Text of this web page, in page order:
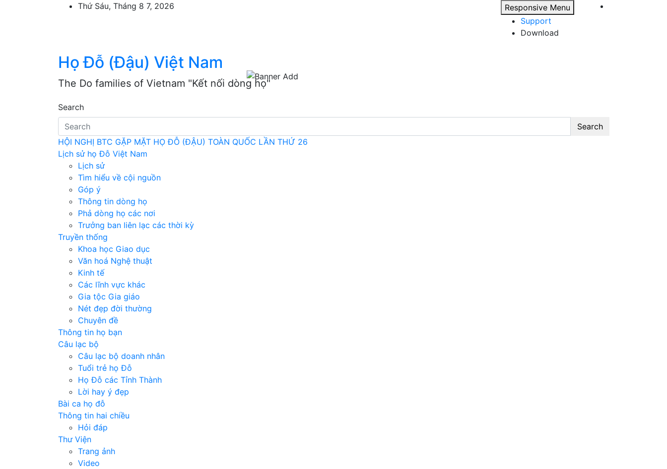
Thứ Sáu, Tháng 8 7, 2026
Responsive Menu
Support
Download
Họ Đỗ (Đậu) Việt Nam
The Do families of Vietnam "Kết nối dòng họ"
Search
Search
HỘI NGHỊ BTC GẶP MẶT HỌ ĐỖ (ĐẬU) TOÀN QUỐC LẦN THỨ 26
Lịch sử họ Đỗ Việt Nam
Lịch sử
Tìm hiểu về cội nguồn
Góp ý
Thông tin dòng họ
Phả dòng họ các nơi
Trưởng ban liên lạc các thời kỳ
Truyền thống
Khoa học Giao dục
Văn hoá Nghệ thuật
Kinh tế
Các lĩnh vực khác
Gia tộc Gia giáo
Nét đẹp đời thường
Chuyên đề
Thông tin họ bạn
Câu lạc bộ
Câu lạc bộ doanh nhân
Tuổi trẻ họ Đỗ
Họ Đỗ các Tỉnh Thành
Lời hay ý đẹp
Bài ca họ đỗ
Thông tin hai chiều
Hỏi đáp
Thư Viện
Trang ảnh
Video